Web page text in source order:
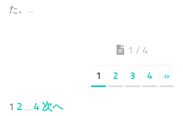
た。...
1 / 4
1 2 3 4 »
投
1 2 4 次へ